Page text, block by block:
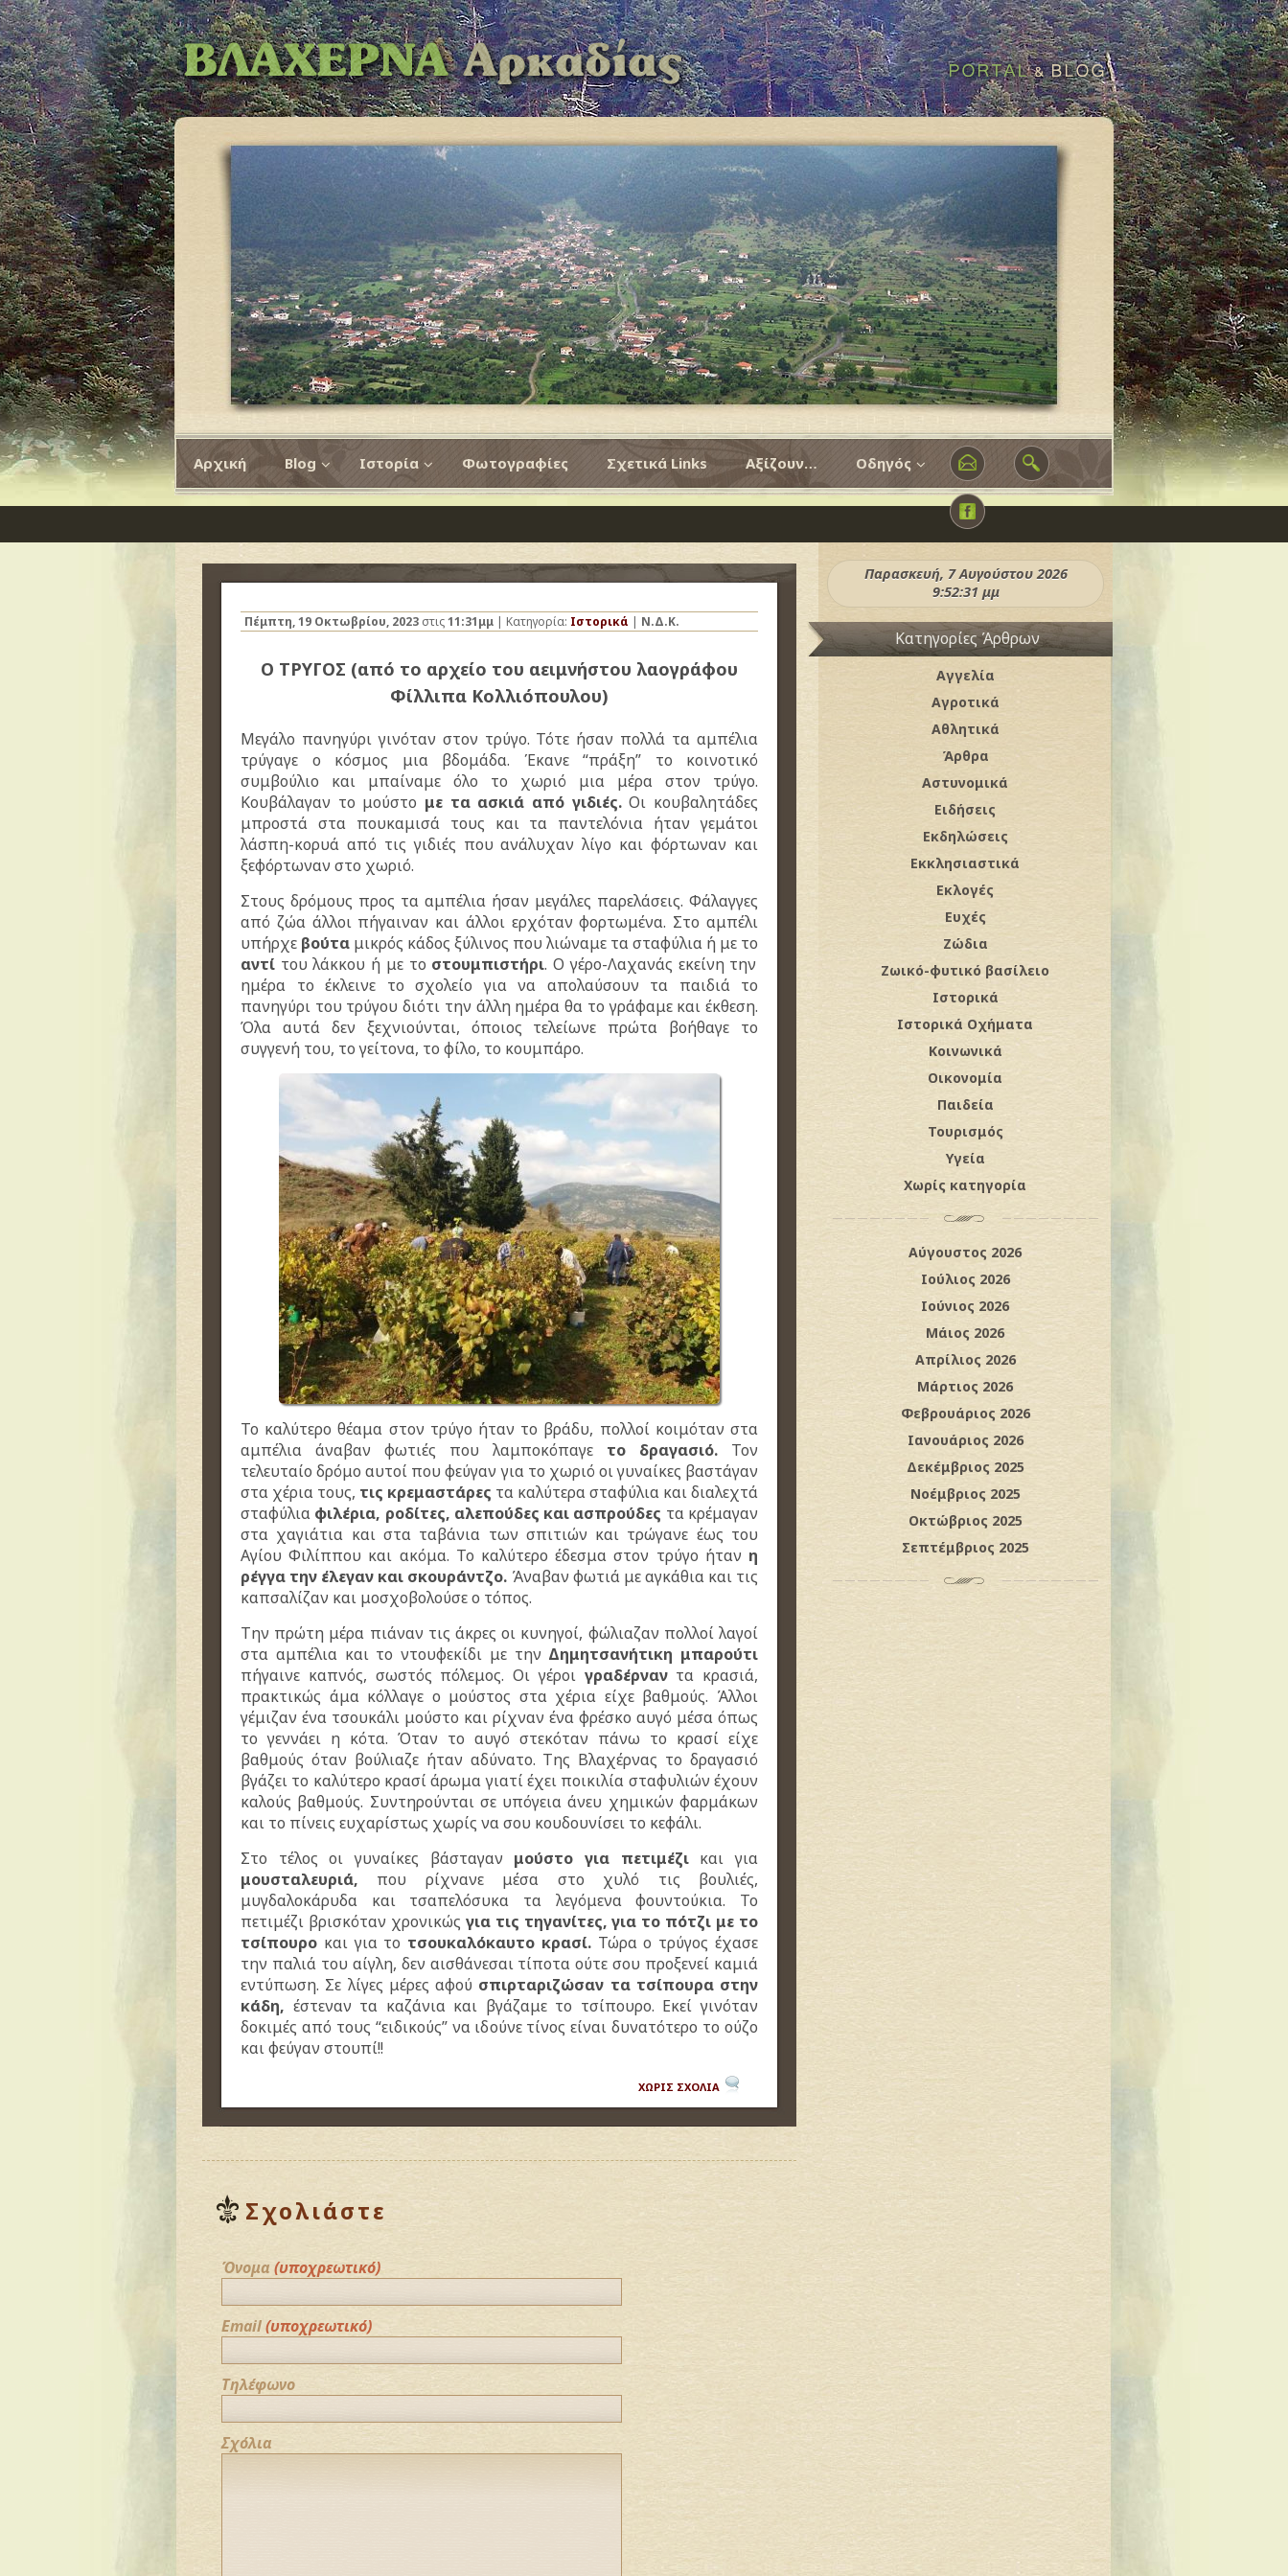
Αρχική Blog Ιστορία Φωτογραφίες Σχετικά Links Αξίζουν… Οδηγός
Πέμπτη, 19 Οκτωβρίου, 2023 στις11:31μμ | Κατηγορία: Ιστορικά | Ν.Δ.Κ.
Ο ΤΡΥΓΟΣ (από το αρχείο του αειμνήστου λαογράφου
Φίλλιπα Κολλιόπουλου)
Μεγάλο πανηγύρι γινόταν στον τρύγο. Τότε ήσαν πολλά τα αμπέλια
τρύγαγε ο κόσμος μια βδομάδα. Έκανε “πράξη” το κοινοτικό
συμβούλιο και μπαίναμε όλο το χωριό μια μέρα στον τρύγο.
Κουβάλαγαν το μούστο με τα ασκιά από γιδιές.Οι κουβαλητάδες
μπροστά στα πουκαμισά τους και τα παντελόνια ήταν γεμάτοι
λάσπη-κορυά από τις γιδιές που ανάλυχαν λίγο και φόρτωναν και
ξεφόρτωναν στο χωριό.
Στους δρόμους προς τα αμπέλια ήσαν μεγάλες παρελάσεις. Φάλαγγες
από ζώα άλλοι πήγαιναν και άλλοι ερχόταν φορτωμένα. Στο αμπέλι
υπήρχε βούτα μικρός κάδος ξύλινος που λιώναμε τα σταφύλια ή με το
αντί του λάκκου ή με το στουμπιστήρι. Ο γέρο-Λαχανάς εκείνη την
ημέρα το έκλεινε το σχολείο για να απολαύσουν τα παιδιά το
πανηγύρι του τρύγου διότι την άλλη ημέρα θα το γράφαμε και έκθεση.
Όλα αυτά δεν ξεχνιούνται, όποιος τελείωνε πρώτα βοήθαγε το
συγγενή του, το γείτονα, το φίλο, το κουμπάρο.
Το καλύτερο θέαμα στον τρύγο ήταν το βράδυ, πολλοί κοιμόταν στα
αμπέλια άναβαν φωτιές που λαμποκόπαγε το δραγασιό. Τον
τελευταίο δρόμο αυτοί που φεύγαν για το χωριό οι γυναίκες βαστάγαν
στα χέρια τους, τις κρεμαστάρες τα καλύτερα σταφύλια και διαλεχτά
σταφύλια φιλέρια, ροδίτες, αλεπούδες και ασπρούδες τα κρέμαγαν
στα χαγιάτια και στα ταβάνια των σπιτιών και τρώγανε έως του
Αγίου Φιλίππου και ακόμα. Το καλύτερο έδεσμα στον τρύγο ήταν η
ρέγγα την έλεγαν και σκουράντζο. Άναβαν φωτιά με αγκάθια και τις
καπσαλίζαν και μοσχοβολούσε ο τόπος.
Την πρώτη μέρα πιάναν τις άκρες οι κυνηγοί, φώλιαζαν πολλοί λαγοί
στα αμπέλια και το ντουφεκίδι με την Δημητσανήτικη μπαρούτι
πήγαινε καπνός, σωστός πόλεμος. Οι γέροι γραδέρναντα κρασιά,
πρακτικώς άμα κόλλαγε ο μούστος στα χέρια είχε βαθμούς. Άλλοι
γέμιζαν ένα τσουκάλι μούστο και ρίχναν ένα φρέσκο αυγό μέσα όπως
το γεννάει η κότα. Όταν το αυγό στεκόταν πάνω το κρασί είχε
βαθμούς όταν βούλιαζε ήταν αδύνατο. Της Βλαχέρνας το δραγασιό
βγάζει το καλύτερο κρασί άρωμα γιατί έχει ποικιλία σταφυλιών έχουν
καλούς βαθμούς. Συντηρούνται σε υπόγεια άνευ χημικών φαρμάκων
και το πίνεις ευχαρίστως χωρίς να σου κουδουνίσει το κεφάλι.
Στο τέλος οι γυναίκες βάσταγαν μούστο για πετιμέζικαι για
μουσταλευριά, που ρίχνανε μέσα στο χυλό τις βουλιές,
μυγδαλοκάρυδα και τσαπελόσυκα τα λεγόμενα φουντούκια. Το
πετιμέζι βρισκόταν χρονικώς για τις τηγανίτες, για το πότζι με το
τσίπουρο και για το τσουκαλόκαυτο κρασί.Τώρα ο τρύγος έχασε
την παλιά του αίγλη, δεν αισθάνεσαι τίποτα ούτε σου προξενεί καμιά
εντύπωση. Σε λίγες μέρες αφού σπιρταριζώσαν τα τσίπουρα στην
κάδη, έστεναν τα καζάνια και βγάζαμε το τσίπουρο. Εκεί γινόταν
δοκιμές από τους “ειδικούς” να ιδούνε τίνος είναι δυνατότερο το ούζο
και φεύγαν στουπί!!
ΧΩΡΙΣ ΣΧΟΛΙΑ
Σχολιάστε
Όνομα (υποχρεωτικό)
Email(υποχρεωτικό)
Τηλέφωνο
Σχόλια
Παρασκευή, 7 Αυγούστου 2026
9:52:33 μμ
Κατηγορίες Άρθρων
Αγγελία
Αγροτικά
Αθλητικά
Άρθρα
Αστυνομικά
Ειδήσεις
Εκδηλώσεις
Εκκλησιαστικά
Εκλογές
Ευχές
Ζώδια
Ζωικό-φυτικό βασίλειο
Ιστορικά
Ιστορικά Οχήματα
Κοινωνικά
Οικονομία
Παιδεία
Τουρισμός
Υγεία
Χωρίς κατηγορία
Αύγουστος 2026
Ιούλιος 2026
Ιούνιος 2026
Μάιος 2026
Απρίλιος 2026
Μάρτιος 2026
Φεβρουάριος 2026
Ιανουάριος 2026
Δεκέμβριος 2025
Νοέμβριος 2025
Οκτώβριος 2025
Σεπτέμβριος 2025